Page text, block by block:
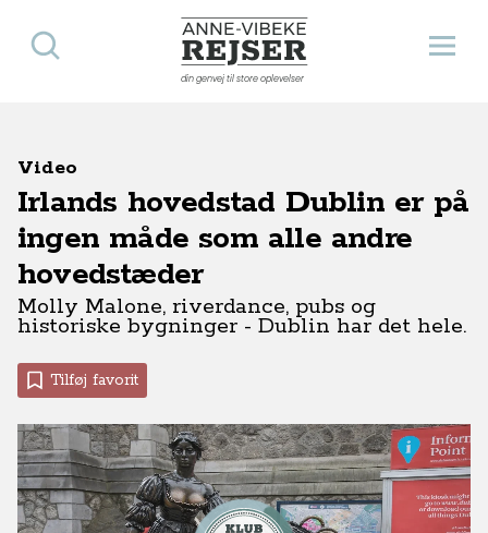
Anne-Vibeke Rejser
din genvej til store oplevelser
Åbn
Søg
Video
Irlands hovedstad Dublin er på
ingen måde som alle andre
hovedstæder
Molly Malone, riverdance, pubs og
historiske bygninger - Dublin har det hele.
Tilføj favorit